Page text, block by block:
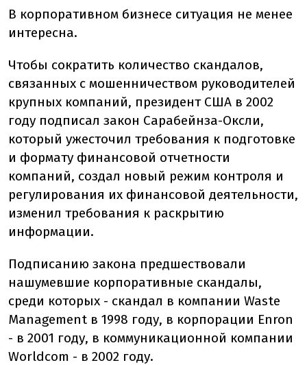
В корпоративном бизнесе ситуация не менее
интересна.
Чтобы сократить количество скандалов,
связанных с мошенничеством руководителей
крупных компаний, президент США в 2002
году подписал закон Сарабейнза-Оксли,
который ужесточил требования к подготовке
и формату финансовой отчетности
компаний, создал новый режим контроля и
регулирования их финансовой деятельности,
изменил требования к раскрытию
информации.
Подписанию закона предшествовали
нашумевшие корпоративные скандалы,
среди которых - скандал в компании Waste
Management в 1998 году, в корпорации Enron
- в 2001 году, в коммуникационной компании
Worldcom - в 2002 году.